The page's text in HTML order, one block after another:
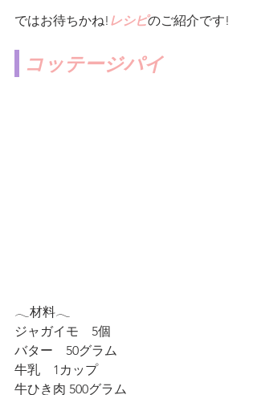
ではお待ちかね! レシピのご紹介です!
コッテージパイ
𓂃材料𓂃
ジャガイモ　5個
バター　50グラム
牛乳　1カップ
牛ひき肉 500グラム